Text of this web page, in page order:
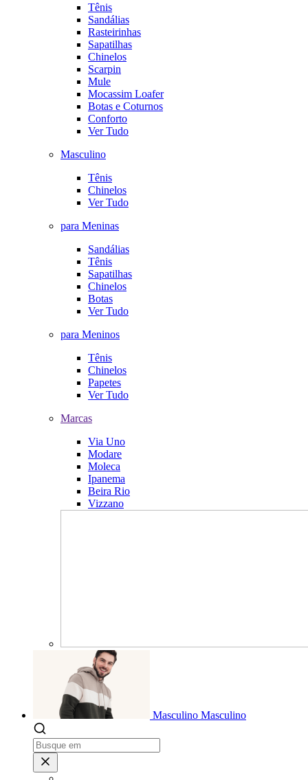
Tênis
Sandálias
Rasteirinhas
Sapatilhas
Chinelos
Scarpin
Mule
Mocassim Loafer
Botas e Coturnos
Conforto
Ver Tudo
Masculino
Tênis
Chinelos
Ver Tudo
para Meninas
Sandálias
Tênis
Sapatilhas
Chinelos
Botas
Ver Tudo
para Meninos
Tênis
Chinelos
Papetes
Ver Tudo
Marcas
Via Uno
Modare
Moleca
Ipanema
Beira Rio
Vizzano
Masculino Masculino